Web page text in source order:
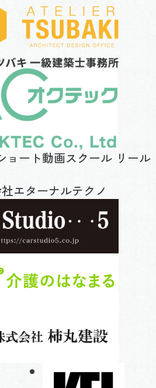
ョート動画スクール リール
エターナルテクノ